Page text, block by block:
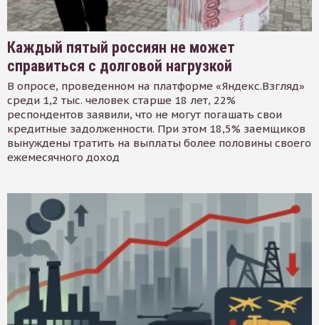
Каждый пятый россиян не может
справиться с долговой нагрузкой
В опросе, проведенном на платформе «Яндекс.Взгляд»
среди 1,2 тыс. человек старше 18 лет, 22%
респондентов заявили, что не могут погашать свои
кредитные задолженности. При этом 18,5% заемщиков
вынуждены тратить на выплаты более половины своего
ежемесячного доход